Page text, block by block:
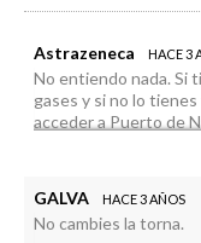
Astrazeneca HACE 3
No entiendo nada. Si
gases y si no lo
acceder a Puerto de
No sé, pero a mí esto
sea, un control total
movimiento
GALVA HACE 3 AÑOS
No cambies la torna.